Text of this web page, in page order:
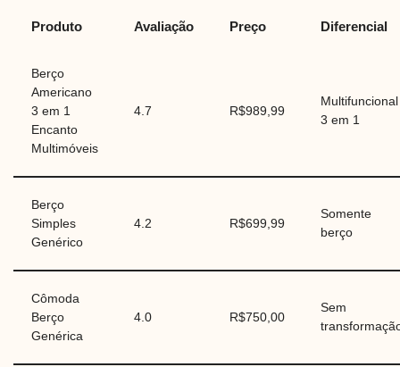
Produto Avaliação Preço Diferencial
Berço
Americano
3 em 1
Encanto
Multimóveis
4.7 R$989,99
Multifuncional
3 em 1
Berço
Simples
Genérico
4.2 R$699,99
Somente
berço
Cômoda
Berço
Genérica
4.0 R$750,00
Sem